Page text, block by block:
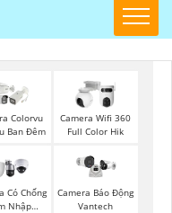
Colorvu
Ban Đêm
Camera Wifi 360
Full Color Hik
Có Chống
Nhập
Camera Báo Động
Vantech